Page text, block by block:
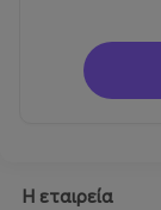
Η εταιρεία